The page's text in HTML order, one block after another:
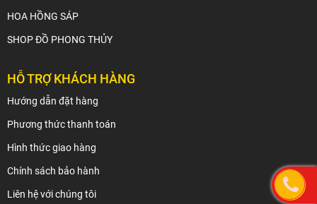
HOA HỒNG SÁP
SHOP ĐỒ PHONG THỦY
HỖ TRỢ KHÁCH HÀNG
Hướng dẫn đặt hàng
Phương thức thanh toán
Hình thức giao hàng
Chính sách bảo hành
Liên hệ với chúng tôi